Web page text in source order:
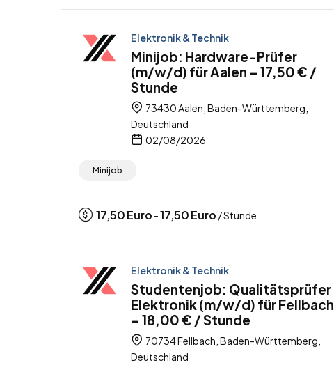
Elektronik & Technik
Minijob: Hardware-Prüfer
(m/w/d) für Aalen – 17,50 € /
Stunde
73430 Aalen, Baden-Württemberg,
Deutschland
02/08/2026
Minijob
17,50Euro -17,50Euro / Stunde
Elektronik & Technik
Studentenjob: Qualitätsprüfer
Elektronik (m/w/d) für Fellbach
– 18,00 € / Stunde
70734 Fellbach, Baden-Württemberg,
Deutschland